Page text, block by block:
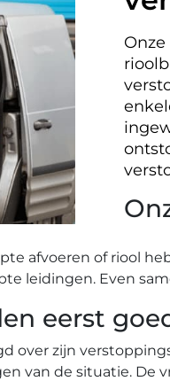
afvoeren of riool
leidingen. Even
eerst
over zijn
van de situatie. De